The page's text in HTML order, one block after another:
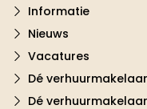
Informatie
Nieuws
Vacatures
Dé
Dé